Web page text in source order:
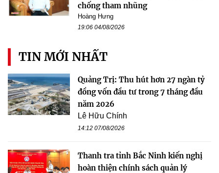
chống tham nhũng
Hoàng Hưng
19:06 04/08/2026
TIN MỚI NHẤT
Quảng Trị: Thu hút hơn 27 ngàn tỷ
đồng vốn đầu tư trong 7 tháng đầu
năm 2026
Lê Hữu Chính
14:12 07/08/2026
Thanh tra tỉnh Bắc Ninh kiến nghị
hoàn thiện chính sách quản lý